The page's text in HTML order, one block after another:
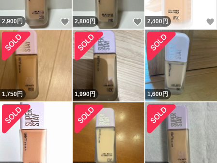
2,900円 いいね！
2,800円 いいね！
2,400 円
1,750円 1,990円 1,600円